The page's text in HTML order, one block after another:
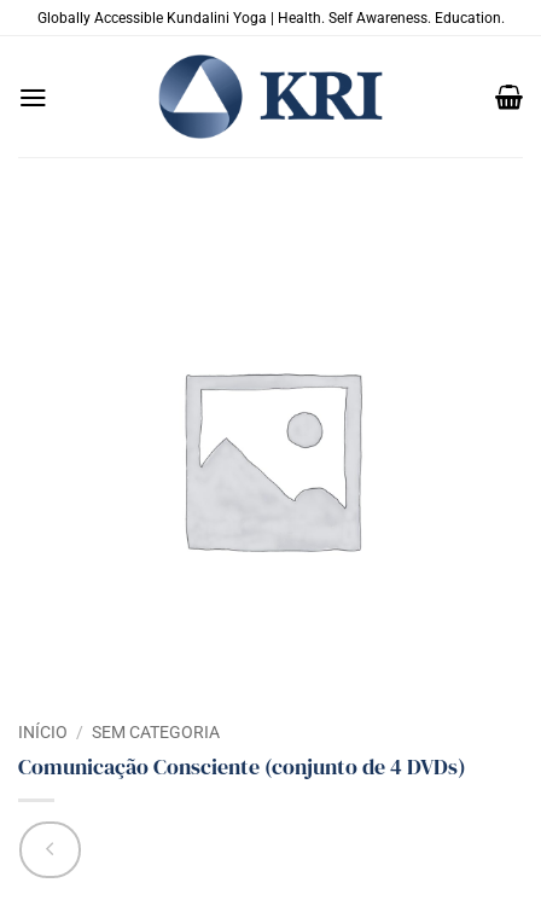
Globally Accessible Kundalini Yoga | Health. Self Awareness. Education.
INÍCIO / SEM CATEGORIA
Comunicação Consciente (conjunto de 4 DVDs)